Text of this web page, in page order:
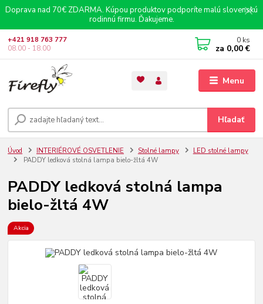
Doprava nad 70€ ZDARMA. Kúpou produktov podporíte malú slovenskú
rodinnú firmu. Ďakujeme.
Menu
Hľadať
+421 918 763 777
08.00 - 18.00
0 ks
za 0,00 €
Úvod INTERIÉROVÉ OSVETLENIE Stolné lampy
LED stolné lampy
PADDY ledková stolná lampa bielo-žltá 4W
PADDY ledková stolná lampa
bielo-žltá 4W
Akcia